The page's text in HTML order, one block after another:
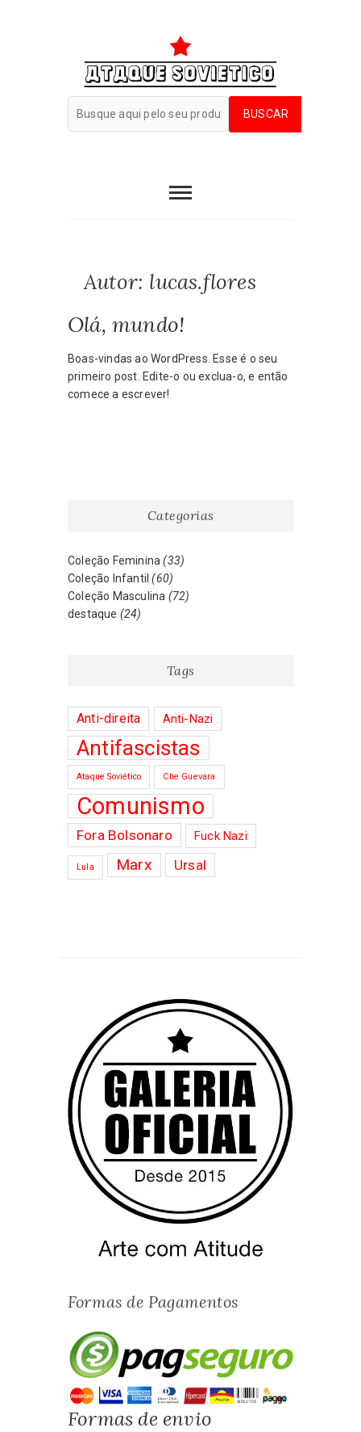
Autor: lucas.flores
Olá, mundo!
Boas-vindas ao WordPress. Esse é o seu
primeiro post. Edite-o ou exclua-o, e então
comece a escrever!
Categorias
Coleção Feminina (33)
Coleção Infantil (60)
Coleção Masculina (72)
destaque (24)
Tags
Anti-direita Anti-Nazi
Antifascistas
Ataque Soviético Che Guevara
Comunismo
Fora Bolsonaro Fuck Nazi
Lula Marx Ursal
Formas de Pagamentos
Formas de envio